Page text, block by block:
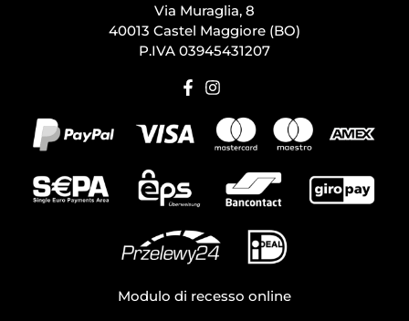
Via Muraglia, 8
40013 Castel Maggiore (BO)
P.IVA 03945431207
Modulo di recesso online